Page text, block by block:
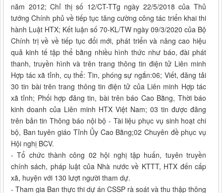
năm 2012; Chỉ thị số 12/CT-TTg ngày 22/5/2018 của Thủ
tướng Chính phủ về tiếp tục tăng cường công tác triển khai thi
hành Luật HTX; Kết luận số 70-KL/TW ngày 09/3/2020 của Bộ
Chính trị về về tiếp tục đổi mới, phát triển và nâng cao hiệu
quả kinh tế tập thể bằng nhiều hình thức như báo, đài phát
thanh, truyền hình và trên trang thông tin điện tử Liên minh
Hợp tác xã tỉnh, cụ thể: Tin, phóng sự ngắn:06; Viết, đăng tải
30 tin bài trên trang thông tin điện tử của Liên minh Hợp tác
xã tỉnh; Phối hợp đăng tin, bài trên báo Cao Bằng, Thời báo
kinh doanh của Liên minh HTX Việt Nam; 03 tin được đăng
trên bản tin Thông báo nội bộ - Tài liệu phục vụ sinh hoạt chi
bộ, Ban tuyên giáo Tỉnh Ủy Cao Bằng;02 Chuyên đề phục vụ
Hội nghị BCV.
- Tổ chức thành công 02 hội nghị tập huấn, tuyên truyền
chính sách, pháp luật của Nhà nước về KTTT, HTX đến cấp
xã, huyện với 130 lượt người tham dự.
- Tham gia Ban thực thi dự án CSSP rà soát và thu thập thông